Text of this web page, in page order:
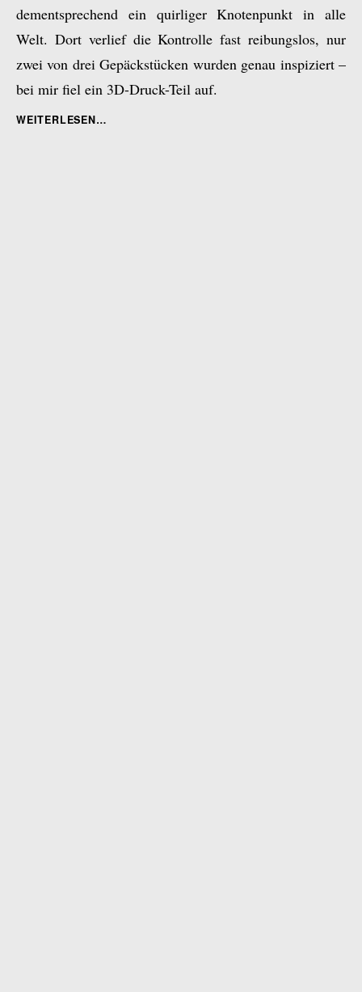
dementsprechend ein quirliger Knotenpunkt in alle
Welt. Dort verlief die Kontrolle fast reibungslos, nur
zwei von drei Gepäckstücken wurden genau inspiziert –
bei mir fiel ein 3D-Druck-Teil auf.
„PART
WEITERLESEN